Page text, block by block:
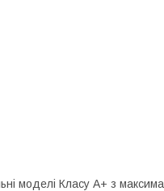
моделі Класу А+ з